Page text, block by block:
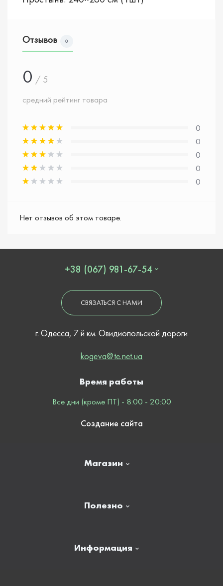
Отзывов 0
0 / 5
средний рейтинг товара
0
0
0
0
0
Нет отзывов об этом товаре.
+38 (067) 981-67-54
СВЯЗАТЬСЯ С НАМИ
г. Одесса, 7 й км. Овидиопольской дороги
kogeva@te.net.ua
Магазин
Полезно
Информация
Время работы
Все дни (кроме ПТ) - 8:00 - 20:00
Создание сайта